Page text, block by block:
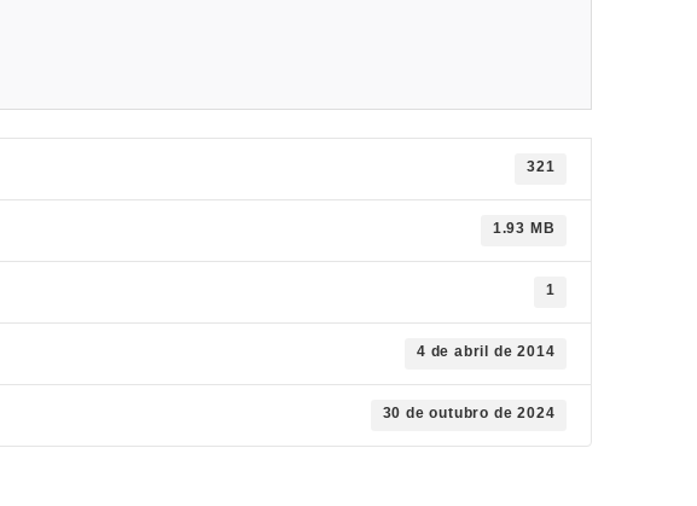
321
1.93 MB
1
4 de abril de 2014
30 de outubro de 2024